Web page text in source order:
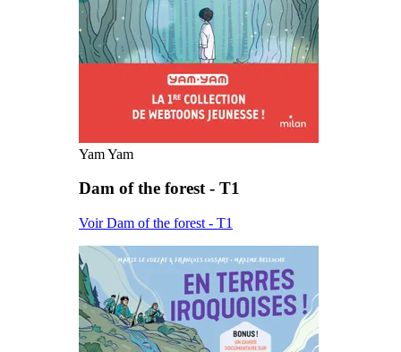
Yam Yam
Dam of the forest - T1
Voir Dam of the forest - T1